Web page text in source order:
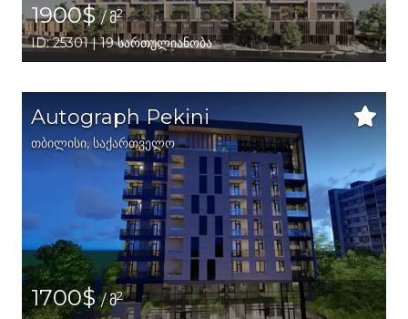
1900$/ მ2
ID: 25301 | 19 სართულიანობა
Autograph Pekini
თბილისი, საქართველო
1700$/ მ2